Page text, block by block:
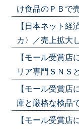
け食品のＰＢで
【日本ネット
カ〉／売上拡大
【モール受賞
リア専門ＳＮＳ
【モール受賞店
庫と厳格な検品
【モール受賞